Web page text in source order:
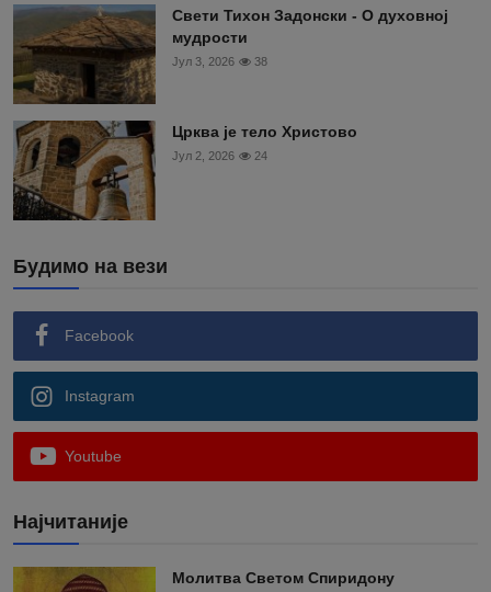
Свети Тихон Задонски - О духовној
мудрости
Јул 3, 2026 38
Црква је тело Христово
Јул 2, 2026 24
Будимо на вези
Facebook
Instagram
Youtube
Најчитаније
Moлитва Светом Спиридону